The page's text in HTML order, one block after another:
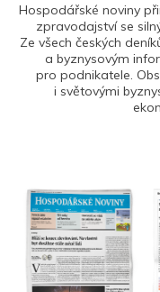
Hospodářské noviny
zpravodajství se
Ze všech českých
a byznysovým
pro podnikatele.
i světovými